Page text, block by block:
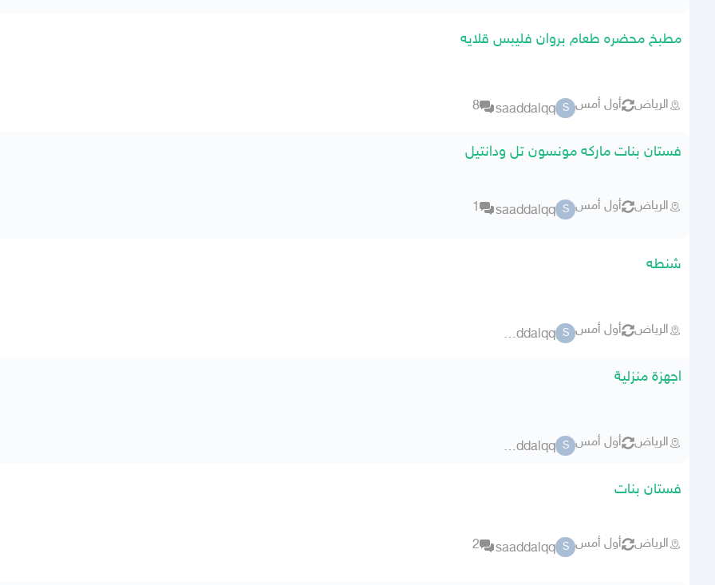
مطبخ محضره طعام بروان فليبس قلايه
الرياض أول أمس S
saaddalqq
8
فستان بنات ماركه مونسون تل ودانتيل
الرياض أول أمس S
saaddalqq
1
شنطه
الرياض أول أمس S
saaddalqq
اجهزة منزلية
الرياض أول أمس S
saaddalqq
فستان بنات
الرياض أول أمس S
saaddalqq
2